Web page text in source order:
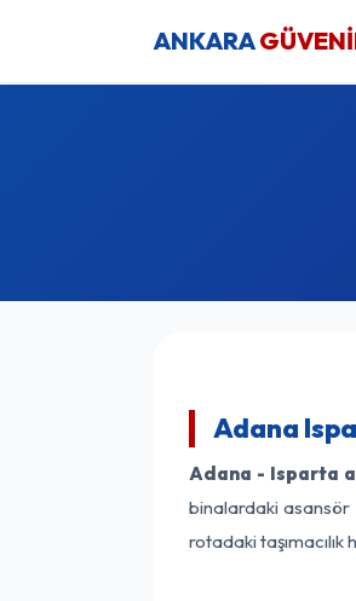
ANKARA
Adana
Adana - Isparta
binalardaki asansör
rotadaki